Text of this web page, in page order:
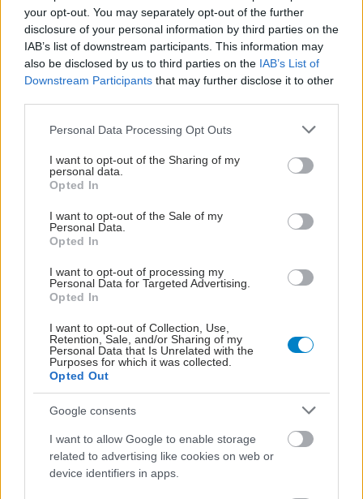
your opt-out. You may separately opt-out of the further
disclosure of your personal information by third parties on the
IAB’s list of downstream participants. This information may
also be disclosed by us to third parties on the IAB’s List of
Downstream Participants that may further disclose it to other
Please note that this website/app uses one or more Google
not limited to your visit or usage behaviour. You may click to
grant or deny consent to Google and its third-party tags to
use your data for below specified purposes in below Google
consent section.
Personal Data Processing Opt Outs
I want to opt-out of the Sharing of my
personal data.
Opted In
I want to opt-out of the Sale of my
Personal Data.
Opted In
I want to opt-out of processing my
Personal Data for Targeted Advertising.
Opted In
I want to opt-out of Collection, Use,
Retention, Sale, and/or Sharing of my
Personal Data that Is Unrelated with the
Purposes for which it was collected.
Opted Out
Google consents
I want to allow Google to enable storage
related to advertising like cookies on web or
device identifiers in apps.